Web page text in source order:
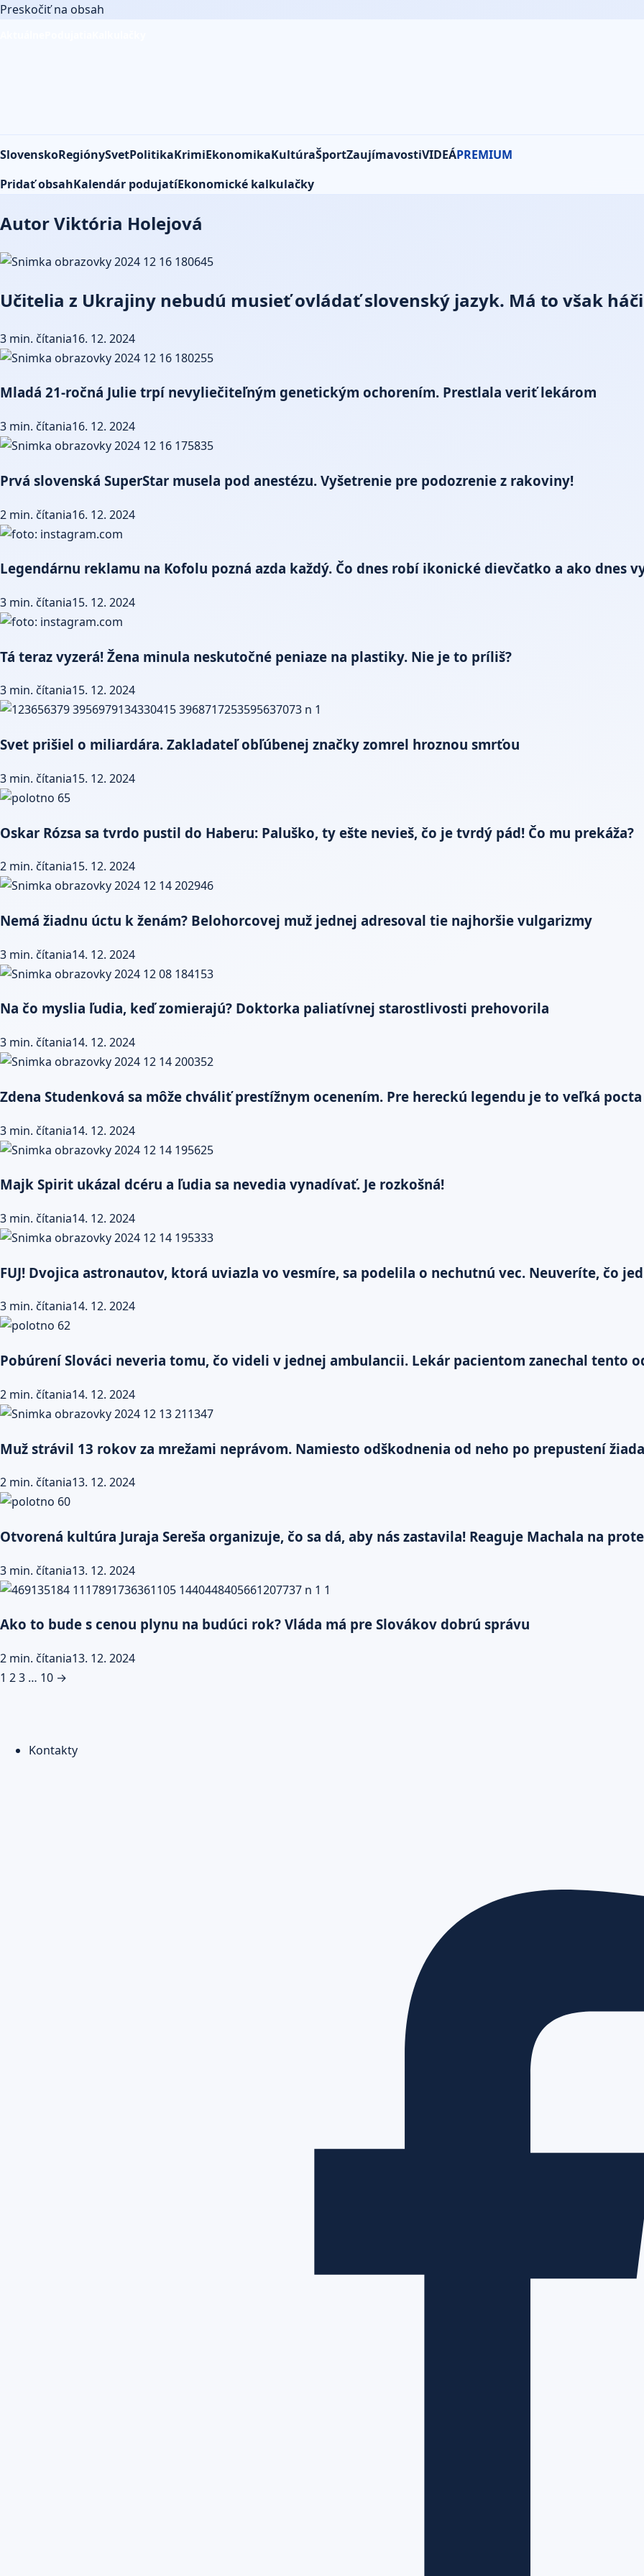
Preskočiť na obsah
SlovenskoRegiónySvetPolitikaKrimiEkonomikaKultúraŠportZaujímavostiVIDEÁPREMIUM
Pridať obsahKalendár podujatíEkonomické kalkulačky
Autor Viktória Holejová
Učitelia z Ukrajiny nebudú musieť ovládať slovenský jazyk. Má to však
3 min. čítania16. 12. 2024
Mladá 21-ročná Julie trpí nevyliečiteľným genetickým ochorením. Prestlala veriť lekárom
3 min. čítania16. 12. 2024
Prvá slovenská SuperStar musela pod anestézu. Vyšetrenie pre podozrenie z rakoviny!
2 min. čítania16. 12. 2024
Legendárnu reklamu na Kofolu pozná azda každý. Čo dnes robí ikonické dievčatko a ako dnes
3 min. čítania15. 12. 2024
Tá teraz vyzerá! Žena minula neskutočné peniaze na plastiky. Nie je to príliš?
3 min. čítania15. 12. 2024
Svet prišiel o miliardára. Zakladateľ obľúbenej značky zomrel hroznou smrťou
3 min. čítania15. 12. 2024
Oskar Rózsa sa tvrdo pustil do Haberu: Paluško, ty ešte nevieš, čo je tvrdý pád! Čo mu prekáža?
2 min. čítania15. 12. 2024
Nemá žiadnu úctu k ženám? Belohorcovej muž jednej adresoval tie najhoršie vulgarizmy
3 min. čítania14. 12. 2024
Na čo myslia ľudia, keď zomierajú? Doktorka paliatívnej starostlivosti prehovorila
3 min. čítania14. 12. 2024
Zdena Studenková sa môže chváliť prestížnym ocenením. Pre hereckú legendu je to veľká pocta
3 min. čítania14. 12. 2024
Majk Spirit ukázal dcéru a ľudia sa nevedia vynadívať. Je rozkošná!
3 min. čítania14. 12. 2024
FUJ! Dvojica astronautov, ktorá uviazla vo vesmíre, sa podelila o nechutnú vec. Neuveríte, čo
3 min. čítania14. 12. 2024
Pobúrení Slováci neveria tomu, čo videli v jednej ambulancii. Lekár pacientom zanechal tento
2 min. čítania14. 12. 2024
Muž strávil 13 rokov za mrežami neprávom. Namiesto odškodnenia od neho po prepustení
2 min. čítania13. 12. 2024
Otvorená kultúra Juraja Sereša organizuje, čo sa dá, aby nás zastavila! Reaguje Machala na
3 min. čítania13. 12. 2024
Ako to bude s cenou plynu na budúci rok? Vláda má pre Slovákov dobrú správu
2 min. čítania13. 12. 2024
Stránkovanie
1 23 … 10 →
Kontakty